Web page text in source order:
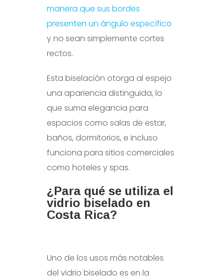
manera que sus bordes
presenten un ángulo específico
y no sean simplemente cortes
rectos.
Esta biselación otorga al espejo
una apariencia distinguida, lo
que suma elegancia para
espacios como salas de estar,
baños, dormitorios, e incluso
funciona para sitios comerciales
como hoteles y spas.
¿Para qué se utiliza el
vidrio biselado en
Costa Rica?
Uno de los usos más notables
del vidrio biselado es en la